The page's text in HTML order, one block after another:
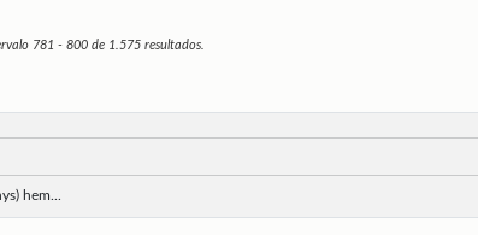
781 - 800 de 1.575 resultados.
hem...